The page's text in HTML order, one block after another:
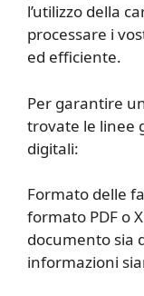
l’utilizzo della
processare i
ed efficiente.
Per garantire
trovate le linee
digitali:
Formato delle
formato PDF o
documento sia
informazioni